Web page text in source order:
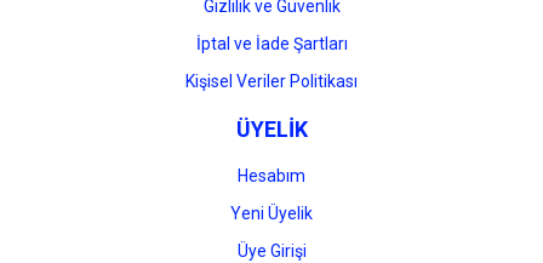
Gizlilik ve Güvenlik
İptal ve İade Şartları
Kişisel Veriler Politikası
ÜYELİK
Hesabım
Yeni Üyelik
Üye Girişi